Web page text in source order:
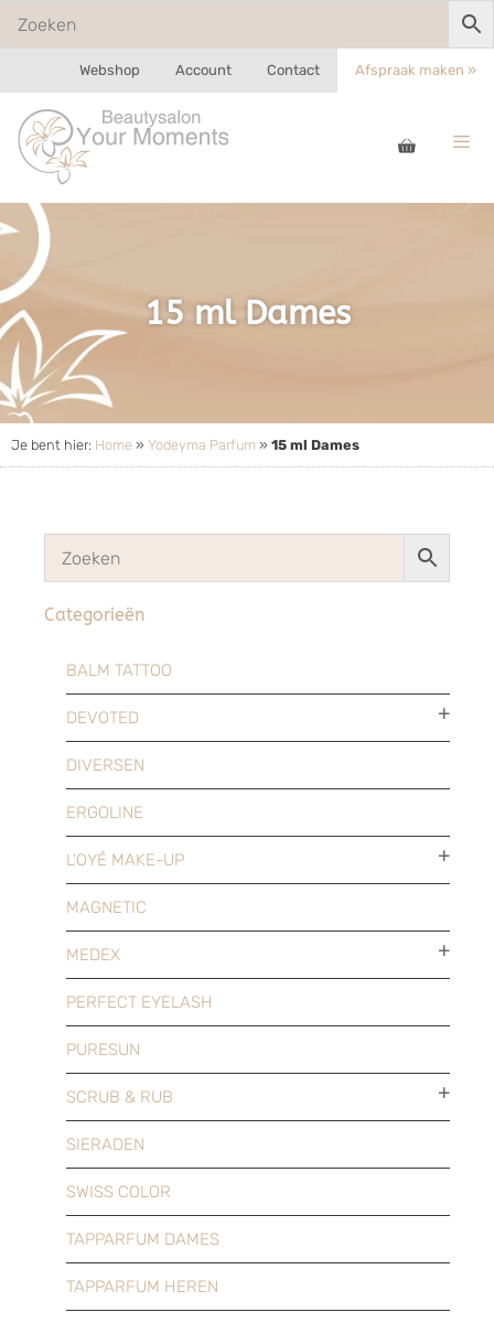
Webshop Account Contact Afspraak maken »
15 ml Dames
Je bent hier: Home » Yodeyma Parfum » 15 ml Dames
Categorieën
BALM TATTOO
DEVOTED
DIVERSEN
ERGOLINE
L'OYÉ MAKE-UP
MAGNETIC
MEDEX
PERFECT EYELASH
PURESUN
SCRUB & RUB
SIERADEN
SWISS COLOR
TAPPARFUM DAMES
TAPPARFUM HEREN